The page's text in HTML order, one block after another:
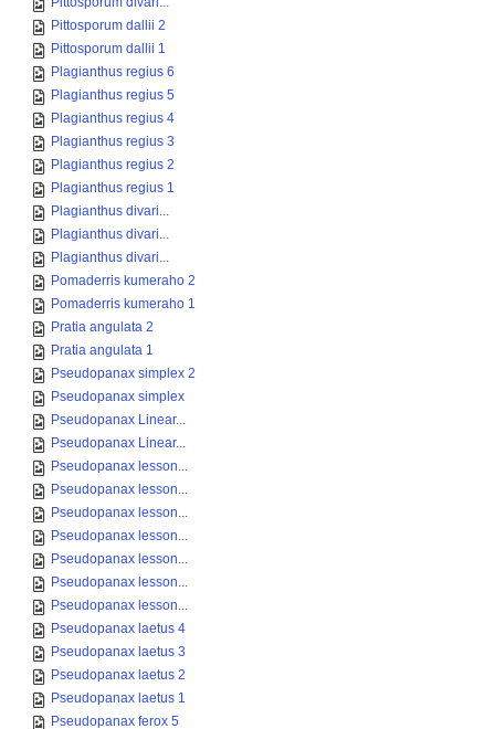
Pittosporum dallii 2
Pittosporum dallii 1
Plagianthus regius 6
Plagianthus regius 5
Plagianthus regius 4
Plagianthus regius 3
Plagianthus regius 2
Plagianthus regius 1
Plagianthus divari...
Plagianthus divari...
Plagianthus divari...
Pomaderris kumeraho 2
Pomaderris kumeraho 1
Pratia angulata 2
Pratia angulata 1
Pseudopanax simplex 2
Pseudopanax simplex
Pseudopanax Linear...
Pseudopanax Linear...
Pseudopanax lesson...
Pseudopanax lesson...
Pseudopanax lesson...
Pseudopanax lesson...
Pseudopanax lesson...
Pseudopanax lesson...
Pseudopanax lesson...
Pseudopanax laetus 4
Pseudopanax laetus 3
Pseudopanax laetus 2
Pseudopanax laetus 1
Pseudopanax ferox 5